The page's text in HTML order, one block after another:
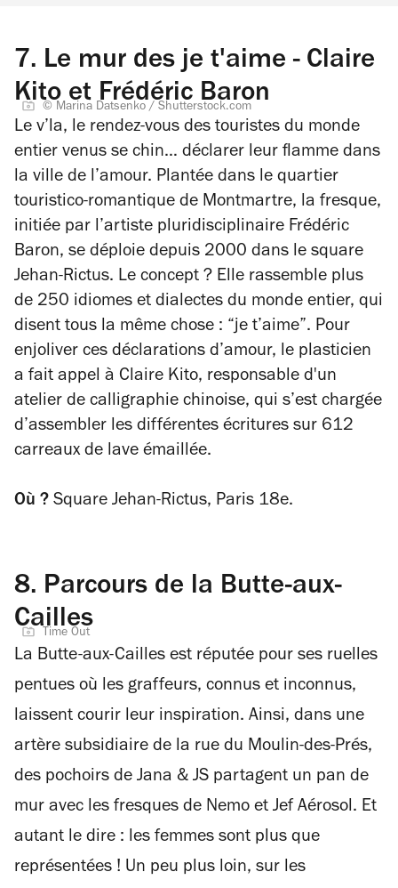
7. Le mur des je t'aime - Claire
Kito et Frédéric Baron
© Marina Datsenko / Shutterstock.com
Le v’la, le rendez-vous des touristes du monde
entier venus se chin… déclarer leur flamme dans
la ville de l’amour. Plantée dans le quartier
touristico-romantique de Montmartre, la fresque,
initiée par l’artiste pluridisciplinaire Frédéric
Baron, se déploie depuis 2000 dans le square
Jehan-Rictus. Le concept ? Elle rassemble plus
de 250 idiomes et dialectes du monde entier, qui
disent tous la même chose : “je t’aime”. Pour
enjoliver ces déclarations d’amour, le plasticien
a fait appel à Claire Kito, responsable d'un
atelier de calligraphie chinoise, qui s’est chargée
d’assembler les différentes écritures sur 612
carreaux de lave émaillée.
Où ? Square Jehan-Rictus, Paris 18e.
8. Parcours de la Butte-aux-
Cailles
Time Out
La Butte-aux-Cailles est réputée pour ses ruelles
pentues où les graffeurs, connus et inconnus,
laissent courir leur inspiration. Ainsi, dans une
artère subsidiaire de la rue du Moulin-des-Prés,
des pochoirs de Jana & JS partagent un pan de
mur avec les fresques de Nemo et Jef Aérosol. Et
autant le dire : les femmes sont plus que
représentées ! Un peu plus loin, sur les